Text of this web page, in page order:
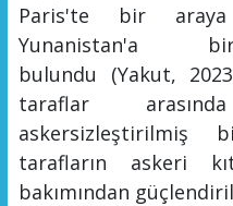
Paris'te bir
Yunanistan'a
bulundu
(Yakut,
taraflar
askersizleştirilmiş
tarafların askeri
bakımından